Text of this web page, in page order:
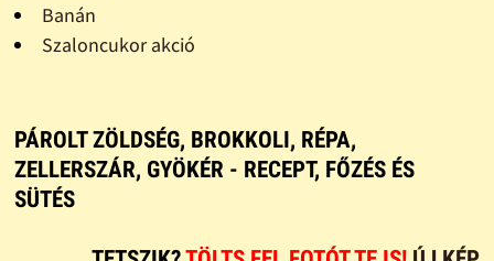
Banán
Szaloncukor akció
PÁROLT ZÖLDSÉG, BROKKOLI, RÉPA,
ZELLERSZÁR, GYÖKÉR - RECEPT, FŐZÉS ÉS
SÜTÉS